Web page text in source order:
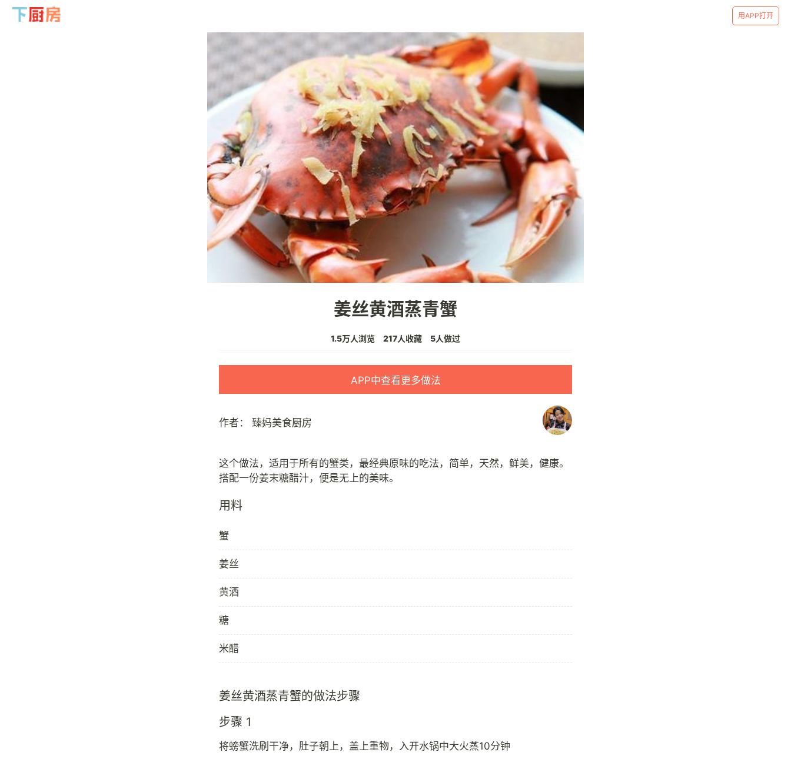
用APP打开
姜丝黄酒蒸青蟹
1.5万人浏览 217人收藏 5人做过
APP中查看更多做法
作者： 臻妈美食厨房
这个做法，适用于所有的蟹类，最经典原味的吃法，简单，天然，鲜美，健康。
用料
蟹
姜丝
黄酒
糖
米醋
姜丝黄酒蒸青蟹的做法步骤
步骤 1
将螃蟹洗刷干净，肚子朝上，盖上重物，入开水锅中大火蒸10分钟